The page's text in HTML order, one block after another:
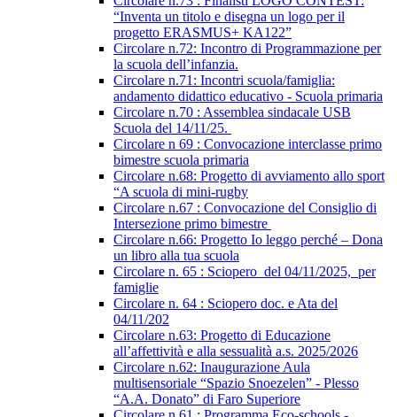
“Inventa un titolo e disegna un logo per il
progetto ERASMUS+ KA122”
Circolare n.72: Incontro di Programmazione per
la scuola dell’infanzia.
Circolare n.71: Incontri scuola/famiglia:
andamento didattico educativo - Scuola primaria
Circolare n.70 : Assemblea sindacale USB
Scuola del 14/11/25.
Circolare n 69 : Convocazione interclasse primo
bimestre scuola primaria
Circolare n.68: Progetto di avviamento allo sport
“A scuola di mini-rugby
Circolare n.67 : Convocazione del Consiglio di
Intersezione primo bimestre
Circolare n.66: Progetto Io leggo perché – Dona
un libro alla tua scuola
Circolare n. 65 : Sciopero del 04/11/2025, per
famiglie
Circolare n. 64 : Sciopero doc. e Ata del
04/11/202
Circolare n.63: Progetto di Educazione
all’affettività e alla sessualità a.s. 2025/2026
Circolare n.62: Inaugurazione Aula
multisensoriale “Spazio Snoezelen” - Plesso
“A.A. Donato” di Faro Superiore